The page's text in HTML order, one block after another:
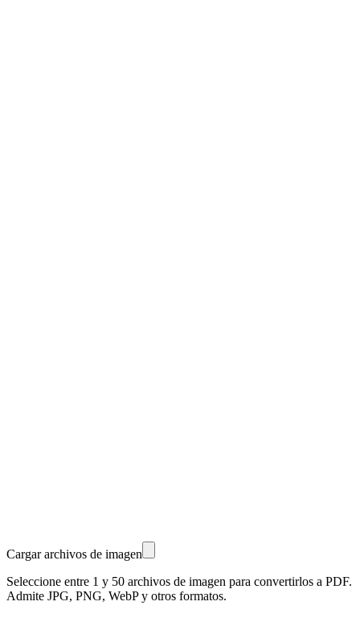
Cargar archivos de imagen
Seleccione entre 1 y 50 archivos de imagen para convertirlos a PDF.
Admite JPG, PNG, WebP y otros formatos.